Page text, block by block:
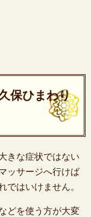
保ひまわり
きな症状ではない
ッサージへ行けば
はいけません。
どを使う方が大変